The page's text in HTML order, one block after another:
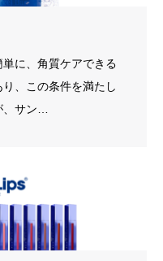
単に、角質ケアできる
、この条件を満たし
サン…